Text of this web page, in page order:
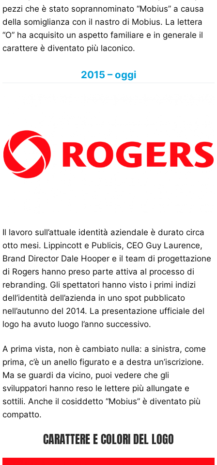
pezzi che è stato soprannominato “Mobius” a causa
della somiglianza con il nastro di Mobius. La lettera
“O” ha acquisito un aspetto familiare e in generale il
carattere è diventato più laconico.
2015 – oggi
Il lavoro sull’attuale identità aziendale è durato circa
otto mesi. Lippincott e Publicis, CEO Guy Laurence,
Brand Director Dale Hooper e il team di progettazione
di Rogers hanno preso parte attiva al processo di
rebranding. Gli spettatori hanno visto i primi indizi
dell’identità dell’azienda in uno spot pubblicato
nell’autunno del 2014. La presentazione ufficiale del
logo ha avuto luogo l’anno successivo.
A prima vista, non è cambiato nulla: a sinistra, come
prima, c’è un anello figurato e a destra un’iscrizione.
Ma se guardi da vicino, puoi vedere che gli
sviluppatori hanno reso le lettere più allungate e
sottili. Anche il cosiddetto “Mobius” è diventato più
compatto.
CARATTERE E COLORI DEL LOGO